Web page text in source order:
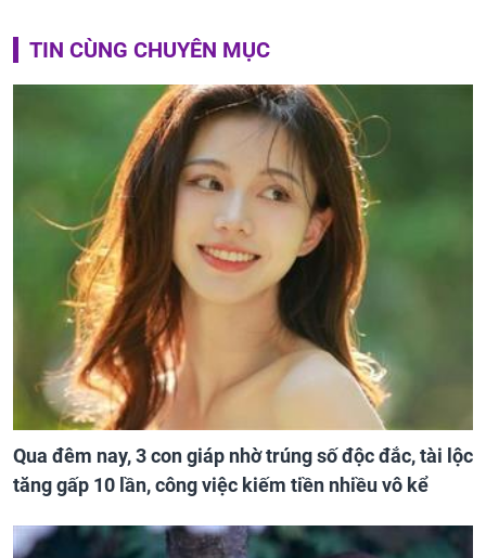
TIN CÙNG CHUYÊN MỤC
Qua đêm nay, 3 con giáp nhờ trúng số độc đắc, tài lộc
tăng gấp 10 lần, công việc kiếm tiền nhiều vô kể